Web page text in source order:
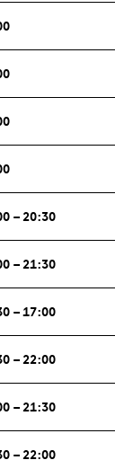
– 20:30
– 21:30
– 17:00
– 22:00
– 21:30
– 22:00